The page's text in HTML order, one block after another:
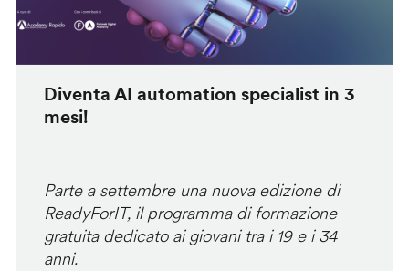
Diventa AI automation specialist in 3
mesi!
Parte a settembre una nuova edizione di
ReadyForIT, il programma di formazione
gratuita dedicato ai giovani tra i 19 e i 34
anni.